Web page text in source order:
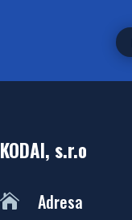
KODAI, s.r.o
 Adresa